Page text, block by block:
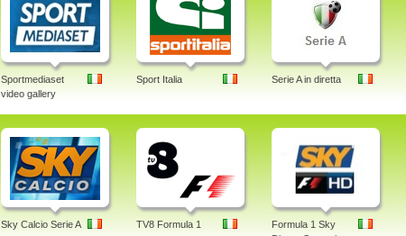
Sportmediaset
video gallery
Sport Italia Serie A in diretta
Sky Calcio Serie A TV8 Formula 1
Formula 1 Sky